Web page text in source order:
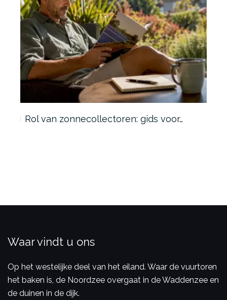
Rol van zonnecollectoren: gids voor…
Waar vindt u ons
Op het westelijke deel van het eiland. Waar de vuurtoren
het baken is, de Noordzee overgaat in de Waddenzee en
de duinen in de dijk.